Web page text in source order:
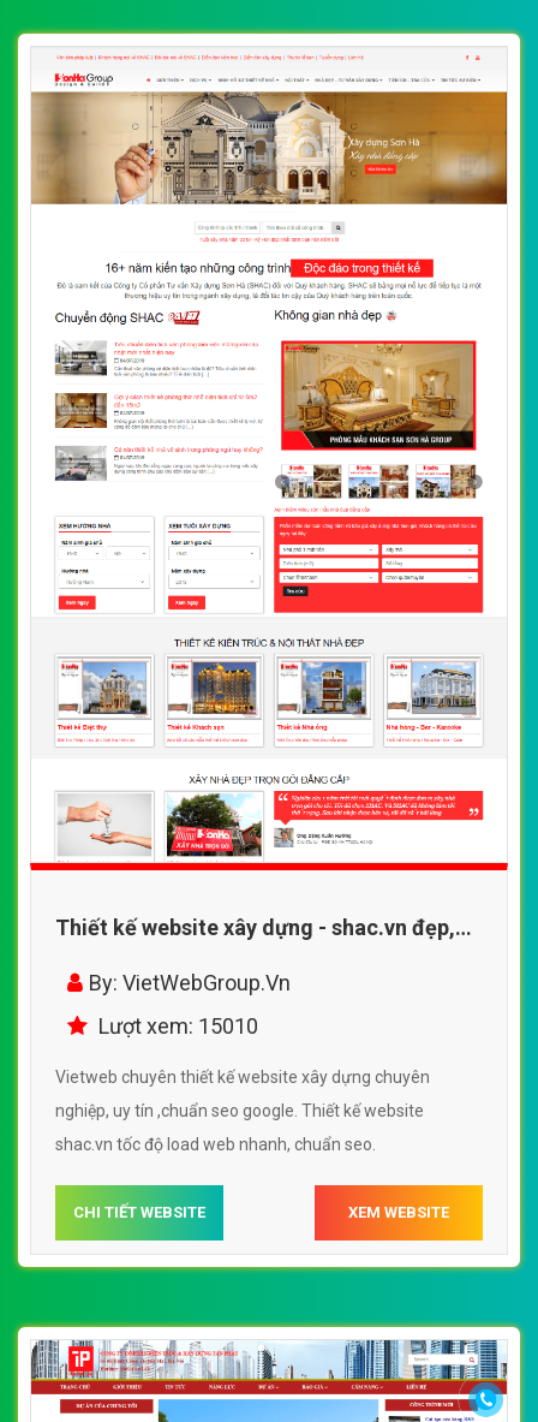
Thiết kế website xây dựng - shac.vn đẹp,
chuyên nghiệp chuẩn SEO
By: VietWebGroup.Vn
Lượt xem: 15010
Vietweb chuyên thiết kế website xây dựng chuyên
nghiệp, uy tín ,chuẩn seo google. Thiết kế website
shac.vn tốc độ load web nhanh, chuẩn seo.
CHI TIẾT WEBSITE XEM WEBSITE